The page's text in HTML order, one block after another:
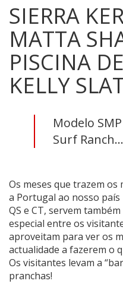
SIERRA
MATTA
PISCINA
KELLY
Modelo
Surf Ranch...
Os meses que trazem
a Portugal ao nosso
QS e CT, servem
especial entre os
aproveitam para ver os
actualidade a fazerem o
Os visitantes levam a
pranchas!